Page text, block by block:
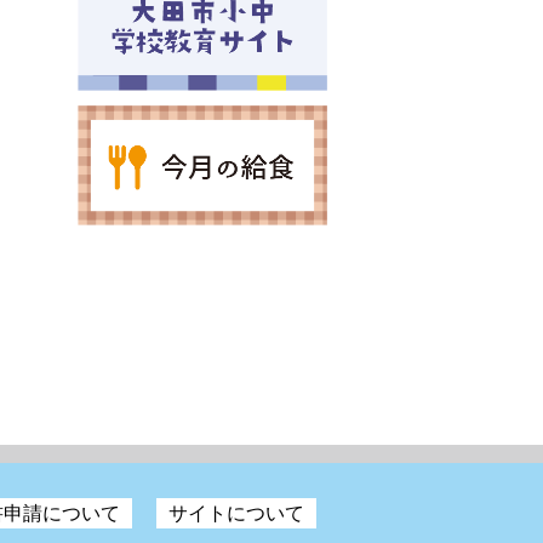
請について サイトについて